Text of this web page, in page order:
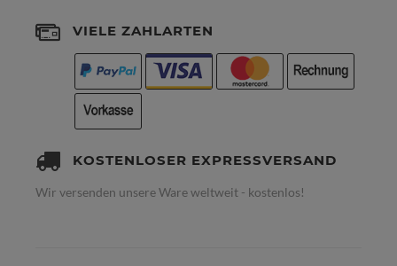
VIELE ZAHLARTEN
KOSTENLOSER EXPRESSVERSAND
Wir versenden unsere Ware weltweit - kostenlos!